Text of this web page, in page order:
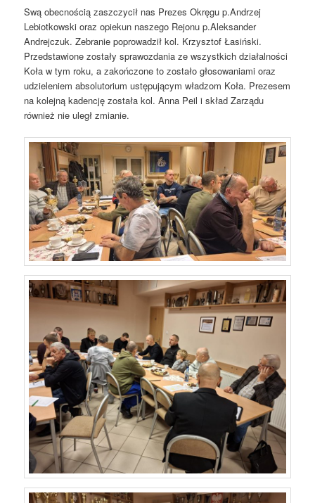
Swą obecnością zaszczycił nas Prezes Okręgu p.Andrzej
Lebiotkowski oraz opiekun naszego Rejonu p.Aleksander
Andrejczuk. Zebranie poprowadził kol. Krzysztof Łasiński.
Przedstawione zostały sprawozdania ze wszystkich działalności
Koła w tym roku, a zakończone to zostało głosowaniami oraz
udzieleniem absolutorium ustępującym władzom Koła. Prezesem
na kolejną kadencję została kol. Anna Peil i skład Zarządu
również nie uległ zmianie.